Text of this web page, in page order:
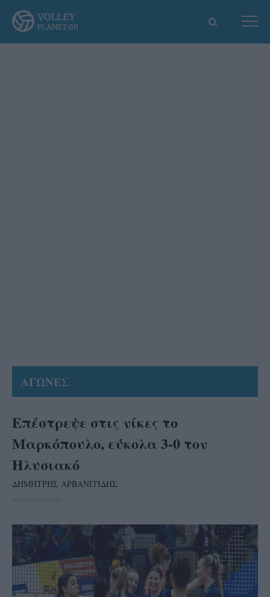
ΑΓΩΝΕΣ
Επέστρεψε στις νίκες το
Μαρκόπουλο, εύκολα 3-0 τον
Ηλυσιακό
ΔΗΜΗΤΡΗΣ ΑΡΒΑΝΙΤΙΔΗΣ